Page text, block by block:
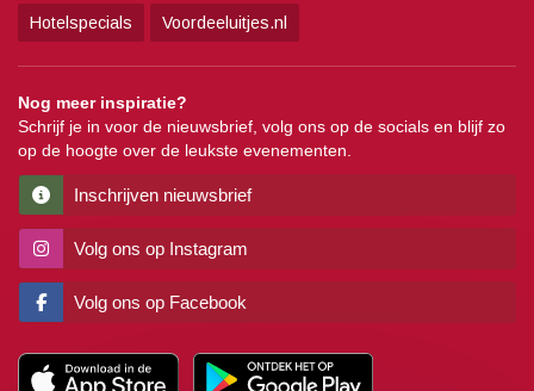
Hotelspecials Voordeeluitjes.nl
Nog meer inspiratie?
Schrijf je in voor de nieuwsbrief, volg ons op de socials en blijf zo
op de hoogte over de leukste evenementen.
Inschrijven nieuwsbrief
Volg ons op Instagram
Volg ons op Facebook